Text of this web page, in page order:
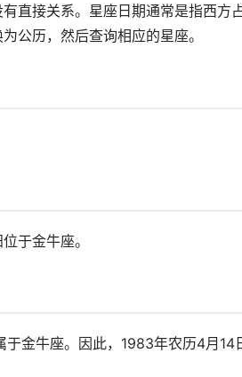
直接关系。星座日期通常是指西方
公历，然后查询相应的星座。
于金牛座。
金牛座。因此，1983年农历4月14